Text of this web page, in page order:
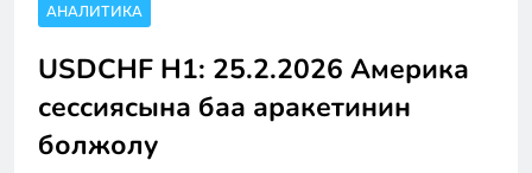
АНАЛИТИКА
USDCHF H1: 25.2.2026 Америка
сессиясына баа аракетинин
болжолу